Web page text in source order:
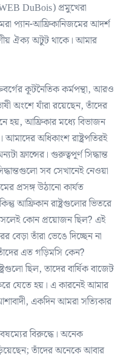
DuBois) প্রমুখেরা
প্যান-আফ্রিকানিজমের আদর্শ
ঐক্য অটুট থাকে। আমার
কূটনৈতিক কর্মপন্থা, আরও
অংশে যাঁরা রয়েছেন, তাঁদের
হয়, আফ্রিকার মধ্যে বিভাজন
আমাদের অধিকাংশ রাষ্ট্রপতিরই
ফ্রান্সের। গুরুত্বপূর্ণ সিদ্ধান্ত
সব সেখানেই নেওয়া
প্রসঙ্গ উঠানো কার্যত
আফ্রিকান রাষ্ট্রগুলোর ভিতরে
কোন প্রয়োজন ছিল? এই
বেড়া তাঁরা ভেঙে দিচ্ছেন না
এত গড়িমসি কেন?
ছিল, তাদের বার্ষিক বাজেট
যেতে হয়। এ কারনেই আমার
একদিন আমরা সত্যিকার
বিরুদ্ধে। অনেক
তাঁদের অনেকে আবার